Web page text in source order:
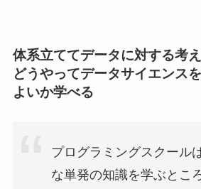
体系立ててデータに対する考
どうやってデータサイエンス
よいか学べる
プログラミングスクール
な単発の知識を学ぶとこ